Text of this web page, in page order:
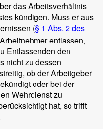
das Arbeitsverhältnis
kündigen. Muss er aus
(§ 1 Abs. 2 des
entlassen,
Entlassenden den
nicht zu dessen
ob der Arbeitgeber
oder bei der
Wehrdienst zu
hat, so trifft